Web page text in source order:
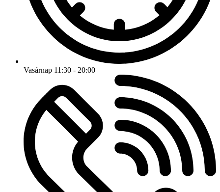
Vasárnap 11:30 - 20:00